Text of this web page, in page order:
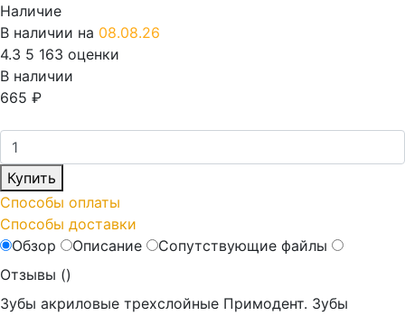
Наличие
В наличии на 08.08.26
4.3 5 163 оценки
В наличии
665 ₽
Купить
Способы оплаты
Способы доставки
Обзор
Описание
Сопутствующие файлы
Отзывы ()
Зубы акриловые трехслойные Примодент. Зубы